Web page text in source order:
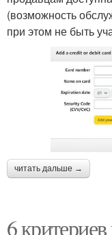
(возможность
при этом не быть
читать дальше →
6